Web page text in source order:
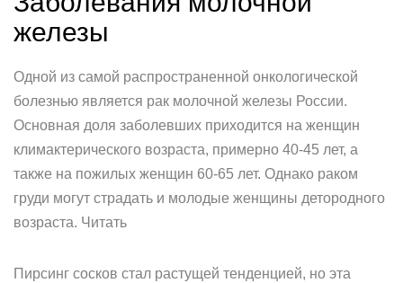
железы
Одной из самой распространенной онкологической
болезнью является рак молочной железы России.
Основная доля заболевших приходится на женщин
климактерического возраста, примерно 40-45 лет, а
также на пожилых женщин 60-65 лет. Однако раком
груди могут страдать и молодые женщины детородного
возраста. Читать
Пирсинг сосков стал растущей тенденцией, но эта